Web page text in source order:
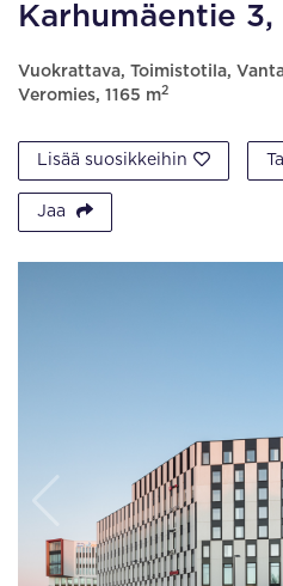
Karhumäentie 3,
Vuokrattava, Toimistotila,
Veromies, 1165 m2
Lisää suosikkeihin
Jaa